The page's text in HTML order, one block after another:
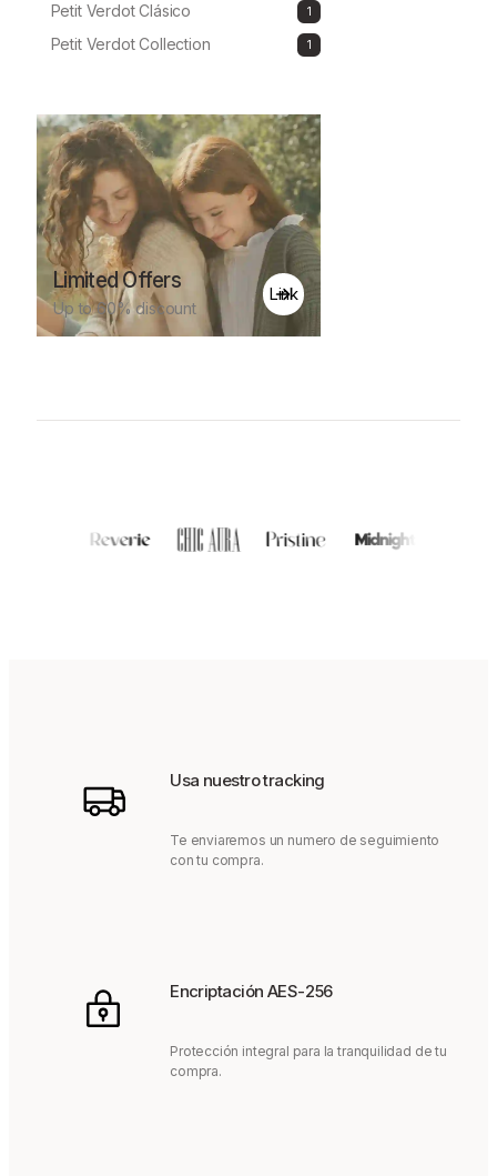
Petit Verdot Clásico 11
producto
Petit Verdot Collection 11
producto
Limited Offers
Up to 60% discount
Link
Usa nuestro tracking
Te enviaremos un numero de seguimiento
con tu compra.
Encriptación AES-256
Protección integral para la tranquilidad de tu
compra.